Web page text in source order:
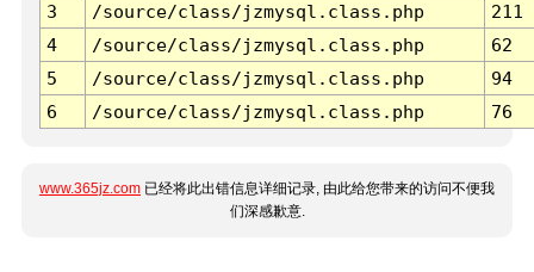
3 /source/class/jzmysql.class.php
211
4
/source/class/jzmysql.class.php
62
5
/source/class/jzmysql.class.php
94
6
/source/class/jzmysql.class.php 76
www.365jz.com 已经将此出错信息详细记录, 由此给您带来的访问不便我
们深感歉意.